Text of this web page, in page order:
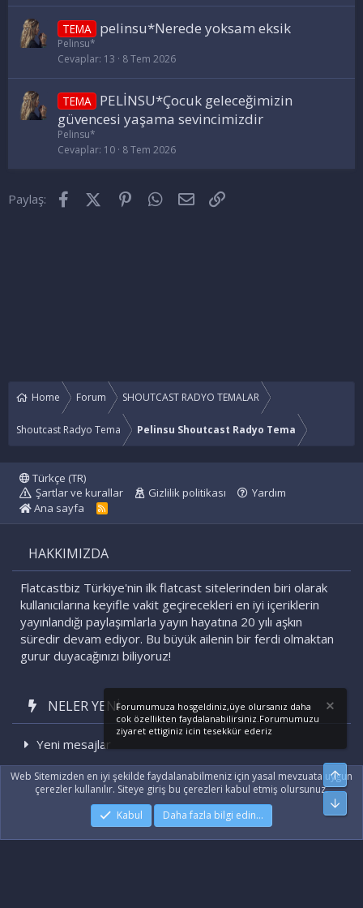
TEMA pelinsu*Nerede yoksam eksik
Pelinsu*
Cevaplar 13 8 Tem 2026
TEMA PELİNSU*Çocuk geleceğimizin
güvencesi yaşama sevincimizdir
Pelinsu*
Cevaplar 10 8 Tem 2026
Paylaş: FacebookX (Twitter)PinterestWhatsApp
E-posta
Home Forum SHOUTCAST RADYO TEMALAR
Shoutcast Radyo Tema Pelinsu Shoutcast Radyo Tema
Türkçe (TR)
Şartlar ve kurallar
Gizlilik politikası
Yardım
Ana sayfa
R
HAKKIMIZDA
Flatcastbiz Türkiye'nin ilk flatcast sitelerinden biri olarak
kullanıcılarına keyifle vakit geçirecekleri en iyi içeriklerin
yayınlandığı paylaşımlarla yayın hayatına 20 yılı aşkın
süredir devam ediyor. Bu büyük ailenin bir ferdi olmaktan
gurur duyacağınızı biliyoruz!
NELER YENI
Yeni mesajlar
Son etkinlikler
© by ©XenTR Xenforo Theme© by ©XenTR
Forumumuza hosgeldiniz,üye olursanız daha
cok özellikten faydalanabilirsiniz.Forumumuzu
ziyaret ettiginiz icin tesekkür ederiz
Web Sitemizden en iyi şekilde faydalanabilmeniz için yasal mevzuata uygun
çerezler kullanılır. Siteye giriş bu çerezleri kabul etmiş olursunuz.
Kabul
Daha fazla bilgi edin…
Üst
Alt